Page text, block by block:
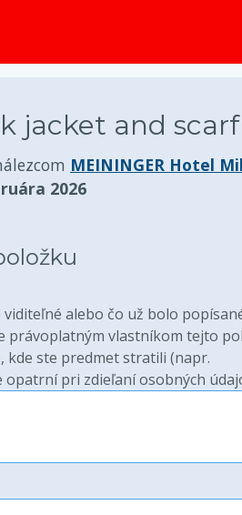
jacket and scarf
MEININGER Hotel
2026
alebo čo už bolo
právoplatným vlastníkom tejto
kde ste predmet stratili (napr.
pri zdieľaní osobných